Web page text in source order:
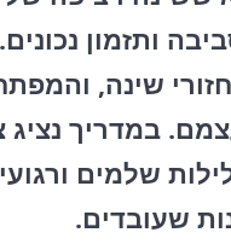
ותזמון
שינה,
במדריך
שלמים
שעובדים.